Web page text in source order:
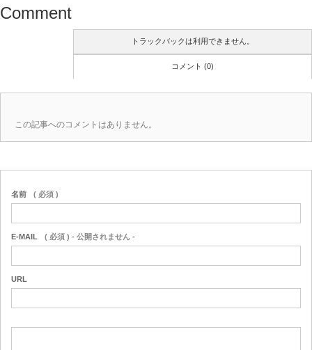
Comment
トラックバックは利用できません。
コメント (0)
この記事へのコメントはありません。
名前 ( 必須 )
E-MAIL ( 必須 ) - 公開されません -
URL